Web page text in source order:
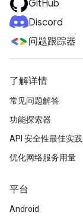
GitHub
Discord
问题跟踪器
了解详情
常见问题解答
功能探索器
API 安全性最佳实践
优化网络服务用量
平台
Android